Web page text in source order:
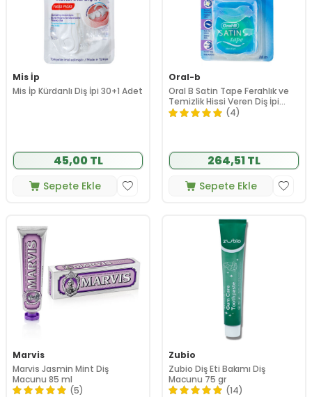
Mis İp
Mis İp Kürdanlı Diş İpi 30+1 Adet
45,00 TL
Sepete Ekle
Oral-b
Oral B Satin Tape Ferahlık ve
Temizlik Hissi Veren Diş İpi
25m
(4)
264,51 TL
Sepete Ekle
Marvis
Marvis Jasmin Mint Diş
Macunu 85 ml
(5)
Zubio
Zubio Diş Eti Bakımı Diş
Macunu 75 gr
(14)